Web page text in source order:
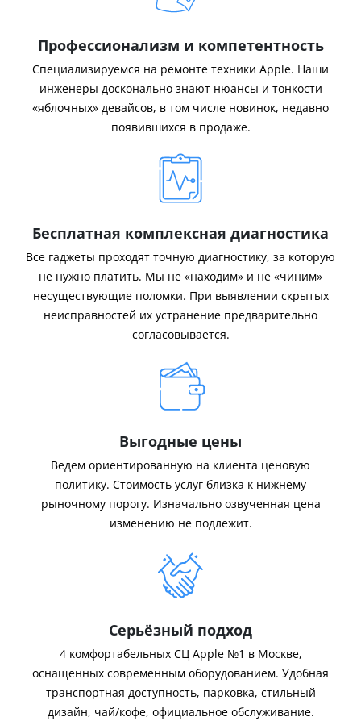
Профессионализм и компетентность
Специализируемся на ремонте техники Apple. Наши
инженеры досконально знают нюансы и тонкости
«яблочных» девайсов, в том числе новинок, недавно
появившихся в продаже.
Бесплатная комплексная диагностика
Все гаджеты проходят точную диагностику, за которую
не нужно платить. Мы не «находим» и не «чиним»
несуществующие поломки. При выявлении скрытых
неисправностей их устранение предварительно
согласовывается.
Выгодные цены
Ведем ориентированную на клиента ценовую
политику. Стоимость услуг близка к нижнему
рыночному порогу. Изначально озвученная цена
изменению не подлежит.
Серьёзный подход
4 комфортабельных СЦ Apple №1 в Москве,
оснащенных современным оборудованием. Удобная
транспортная доступность, парковка, стильный
дизайн, чай/кофе, официальное обслуживание.